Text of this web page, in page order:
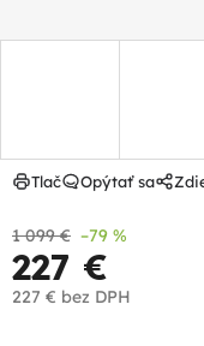
1 099 € –79 %
227 €
227 € bez DPH
Tlač Opýtať sa